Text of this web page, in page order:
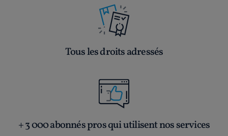
Tous les droits adressés
+ 3 000 abonnés pros qui utilisent nos services